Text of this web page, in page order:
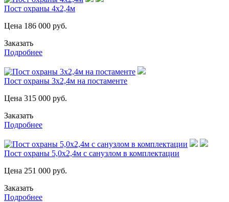
Пост охраны 4х2,4м
Цена 186 000 руб.
Заказать
Подробнее
Пост охраны 3х2,4м на постаменте
Цена 315 000 руб.
Заказать
Подробнее
Пост охраны 5,0х2,4м с санузлом в комплектации
Цена 251 000 руб.
Заказать
Подробнее